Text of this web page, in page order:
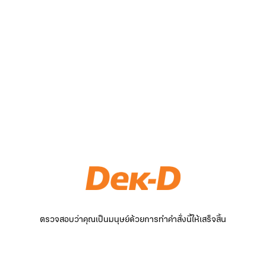
ตรวจสอบว่าคุณเป็นมนุษย์ด้วยการทำคำสั่งนี้ให้เสร็จสิ้น